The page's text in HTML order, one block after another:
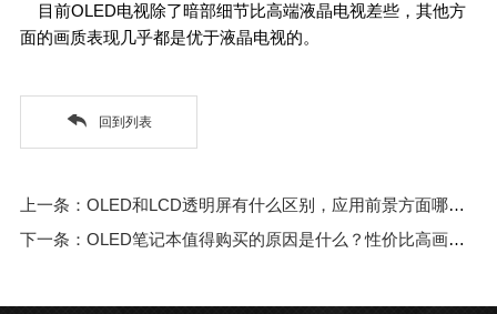
目前OLED电视除了暗部细节比高端液晶电视差些，其他方
面的画质表现几乎都是优于液晶电视的。
回到列表
上一条：OLED和LCD透明屏有什么区别，应用前景方面哪个更有优势？
下一条：OLED笔记本值得购买的原因是什么？性价比高画质好，未来普及是一定的